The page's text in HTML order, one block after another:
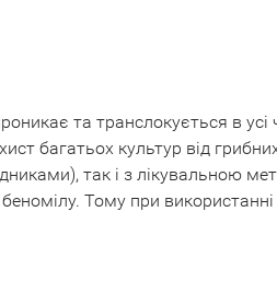
та транслокується в
багатьох культур від
так і з лікувальною
Тому при використанні